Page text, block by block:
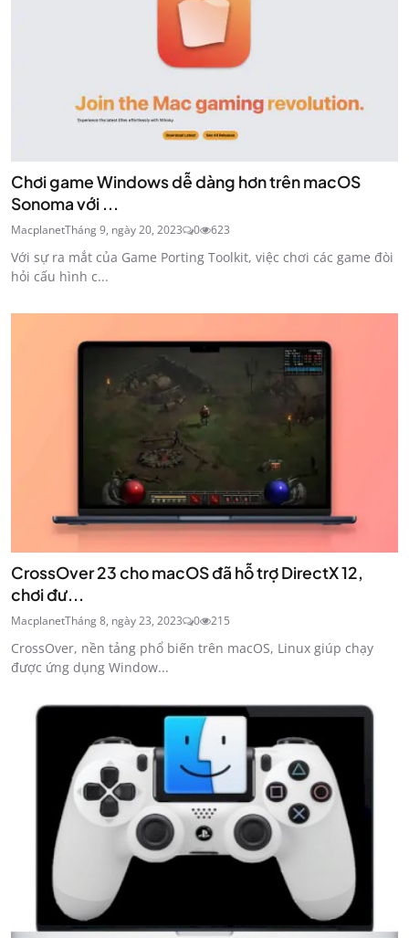
Chơi game Windows dễ dàng hơn trên macOS
Sonoma với ...
MacplanetTháng 9, ngày 20, 2023 0 623
Với sự ra mắt của Game Porting Toolkit, việc chơi các game đòi
hỏi cấu hình c...
CrossOver 23 cho macOS đã hỗ trợ DirectX 12,
chơi đư...
MacplanetTháng 8, ngày 23, 2023 0 215
CrossOver, nền tảng phổ biến trên macOS, Linux giúp chạy
được ứng dụng Window...